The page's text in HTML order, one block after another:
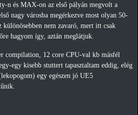
n és MAX-on az első pályán megvolt a
nagy városba megérkezve most olyan 50-
nem zavaró, mert itt csak
hagyom így, aztán meglátjuk.
compilation, 12 core CPU-val kb másfél
egy kisebb stuttert tapasztaltam eddig, elég
egy egészen jó UE5